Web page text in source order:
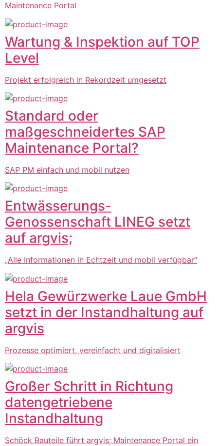
Maintenance Portal
Wartung & Inspektion auf TOP
Level
Projekt erfolgreich in Rekordzeit umgesetzt
Standard oder
maßgeschneidertes SAP
Maintenance Portal?
SAP PM einfach und mobil nutzen
Entwässerungs-
Genossenschaft LINEG setzt
auf argvis;
„Alle Informationen in Echtzeit und mobil verfügbar“
Hela Gewürzwerke Laue GmbH
setzt in der Instandhaltung auf
argvis
Prozesse optimiert, vereinfacht und digitalisiert
Großer Schritt in Richtung
datengetriebene
Instandhaltung
Schöck Bauteile führt argvis; Maintenance Portal ein